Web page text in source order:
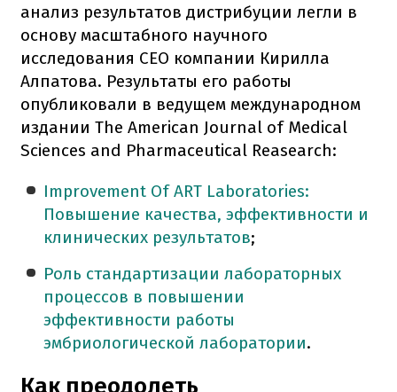
анализ результатов дистрибуции легли в
основу масштабного научного
исследования СЕО компании Кирилла
Алпатова. Результаты его работы
опубликовали в ведущем международном
издании The American Journal of Medical
Sciences and Pharmaceutical Reasearch:
Improvement Of ART Laboratories:
Повышение качества, эффективности и
клинических результатов;
Роль стандартизации лабораторных
процессов в повышении
эффективности работы
эмбриологической лаборатории.
Как преодолеть